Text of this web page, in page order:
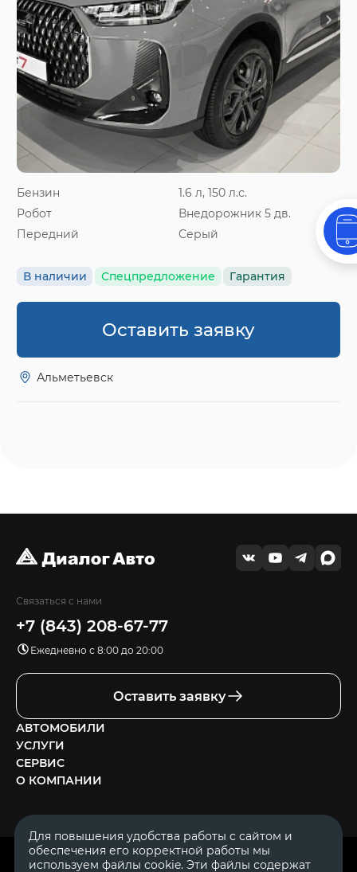
Бензин
1.6 л, 150 л.с.
Робот
Внедорожник 5 дв.
Передний
Серый
В наличии Спецпредложение Гарантия
Оставить заявку
Альметьевск
Связаться с нами
+7 (843) 208-67-77
Ежедневно с 8:00 до 20:00
Оставить заявку
АВТОМОБИЛИ
УСЛУГИ
СЕРВИС
О КОМПАНИИ
ОГРН 1111644005153
Для повышения удобства работы с сайтом и
обеспечения его корректной работы мы
используем файлы cookie. Эти файлы содержат